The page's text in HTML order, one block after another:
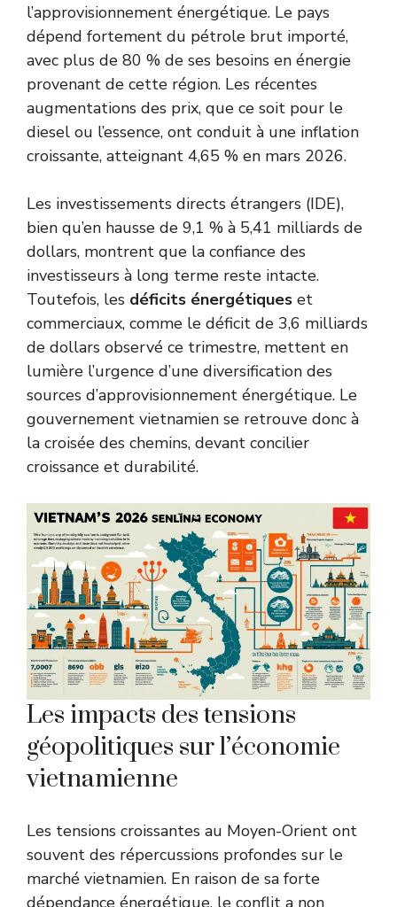
l’approvisionnement énergétique. Le pays
dépend fortement du pétrole brut importé,
avec plus de 80 % de ses besoins en énergie
provenant de cette région. Les récentes
augmentations des prix, que ce soit pour le
diesel ou l’essence, ont conduit à une inflation
croissante, atteignant 4,65 % en mars 2026.
Les investissements directs étrangers (IDE),
bien qu’en hausse de 9,1 % à 5,41 milliards de
dollars, montrent que la confiance des
investisseurs à long terme reste intacte.
Toutefois, les déficits énergétiques et
commerciaux, comme le déficit de 3,6 milliards
de dollars observé ce trimestre, mettent en
lumière l’urgence d’une diversification des
sources d’approvisionnement énergétique. Le
gouvernement vietnamien se retrouve donc à
la croisée des chemins, devant concilier
croissance et durabilité.
Les impacts des tensions
géopolitiques sur l’économie
vietnamienne
Les tensions croissantes au Moyen-Orient ont
souvent des répercussions profondes sur le
marché vietnamien. En raison de sa forte
dépendance énergétique, le conflit a non